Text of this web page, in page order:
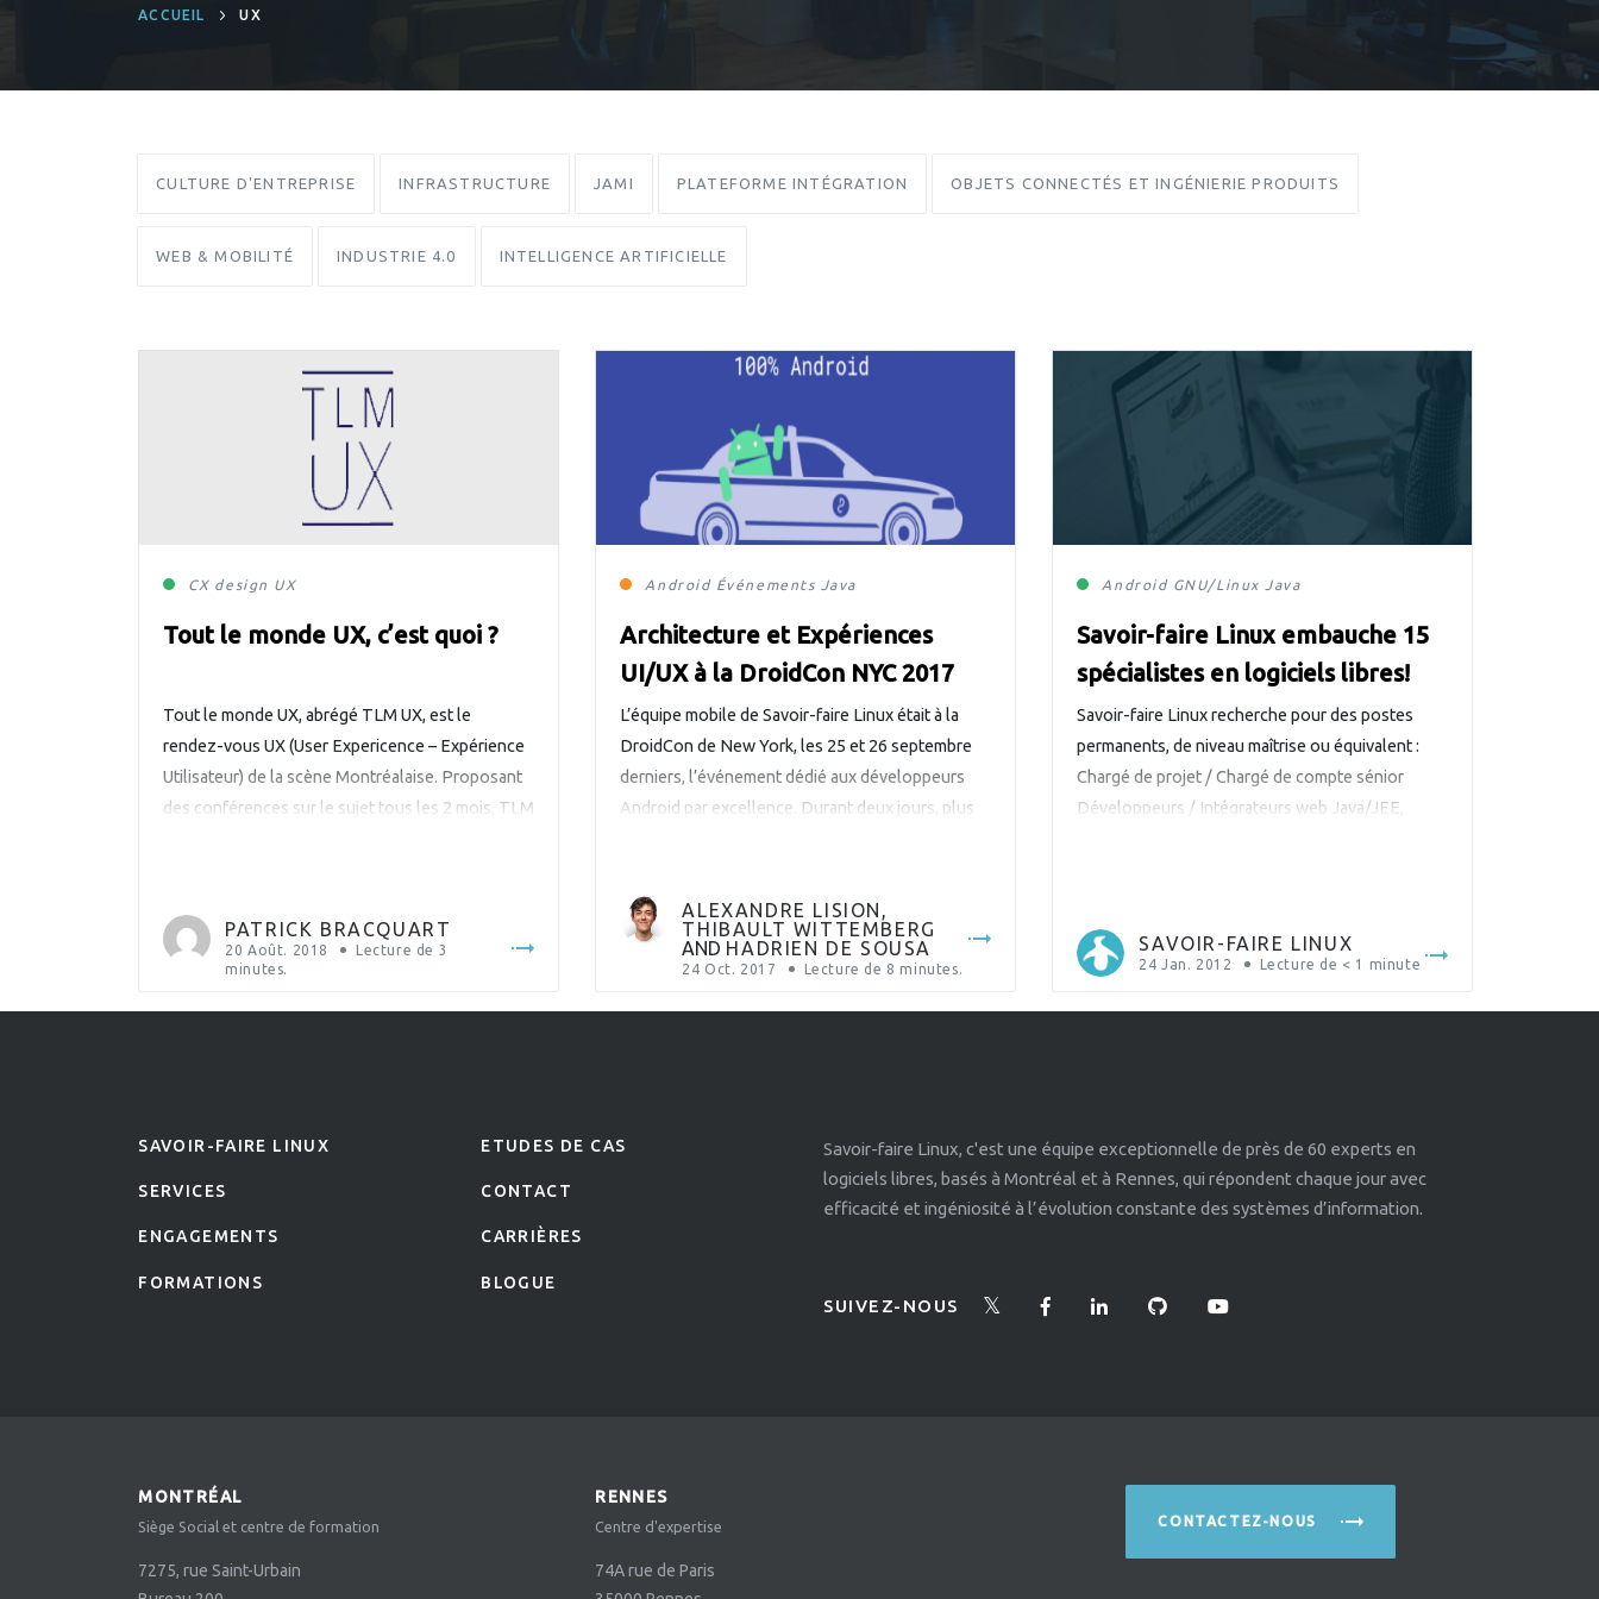
ACCUEIL UX
CULTURE D'ENTREPRISE INFRASTRUCTURE JAMI PLATEFORME INTÉGRATION OBJETS CONNECTÉS ET INGÉNIERIE PRODUITS
WEB & MOBILITÉ INDUSTRIE 4.0 INTELLIGENCE ARTIFICIELLE
CX design UX
Tout le monde UX, c’est quoi ?
Tout le monde UX, abrégé TLM UX, est le
rendez-vous UX (User Expericence – Expérience
Utilisateur) de la scène Montréalaise. Proposant
des conférences sur le sujet tous les 2 mois, TLM
partenaires des grands noms d’agence de […]
PATRICK BRACQUART
20 Août. 2018 Lecture de 3
minutes.
Android Événements Java
Architecture et Expériences
UI/UX à la DroidCon NYC 2017
L’équipe mobile de Savoir-faire Linux était à la
DroidCon de New York, les 25 et 26 septembre
derniers, l’événement dédié aux développeurs
Android par excellence. Durant deux jours, plus
écosystème. Notre équipe mobile vous fait le
point sur les présentations […]
ALEXANDRE LISION ,
THIBAULT WITTEMBERG
AND HADRIEN DE SOUSA
24 Oct. 2017 Lecture de 8 minutes.
Android GNU/Linux Java
Savoir-faire Linux embauche 15
spécialistes en logiciels libres!
Savoir-faire Linux recherche pour des postes
permanents, de niveau maîtrise ou équivalent :
Chargé de projet / Chargé de compte sénior
Développeurs / Intégrateurs web Java/JEE,
embarqués et/ou Android. Architectes
d’infrastructures et administrateurs GNU/Linux
SAVOIR-FAIRE LINUX
24 Jan. 2012 Lecture de < 1 minute
SAVOIR-FAIRE LINUX
SERVICES
ENGAGEMENTS
FORMATIONS
ETUDES DE CAS
CONTACT
CARRIÈRES
BLOGUE
Savoir-faire Linux, c'est une équipe exceptionnelle de près de 60 experts en
logiciels libres, basés à Montréal et à Rennes, qui répondent chaque jour avec
efficacité et ingéniosité à l’évolution constante des systèmes d’information.
SUIVEZ-NOUS
MONTRÉAL
Siège Social et centre de formation
7275, rue Saint-Urbain
RENNES
Centre d'expertise
74A rue de Paris
CONTACTEZ-NOUS